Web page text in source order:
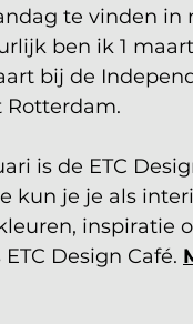
te vinden in
ben ik 1
bij de
Rotterdam.
is de ETC
kun je je als
inspiratie
Design Café.